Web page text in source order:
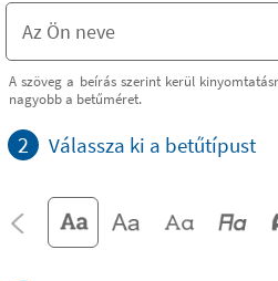
A szöveg a beírás szerint kerül
nagyobb a betűméret.
2 Válassza ki a betűtípust